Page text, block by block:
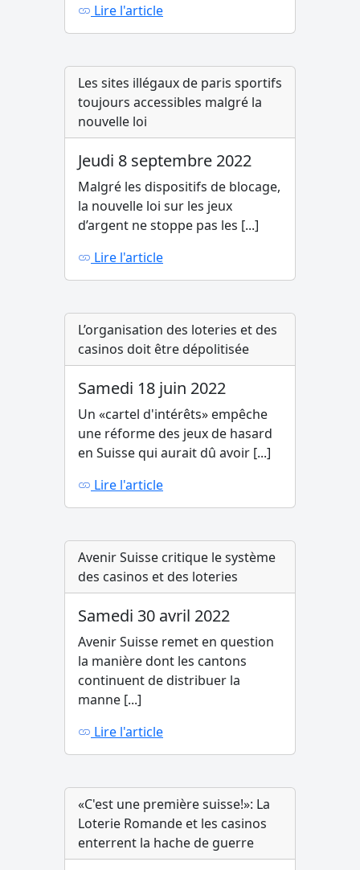
Lire l'article
Les sites illégaux de paris sportifs
toujours accessibles malgré la
nouvelle loi
Jeudi 8 septembre 2022
Malgré les dispositifs de blocage,
la nouvelle loi sur les jeux
d’argent ne stoppe pas les [...]
Lire l'article
L’organisation des loteries et des
casinos doit être dépolitisée
Samedi 18 juin 2022
Un «cartel d'intérêts» empêche
une réforme des jeux de hasard
en Suisse qui aurait dû avoir [...]
Lire l'article
Avenir Suisse critique le système
des casinos et des loteries
Samedi 30 avril 2022
Avenir Suisse remet en question
la manière dont les cantons
continuent de distribuer la
manne [...]
Lire l'article
«C'est une première suisse!»: La
Loterie Romande et les casinos
enterrent la hache de guerre